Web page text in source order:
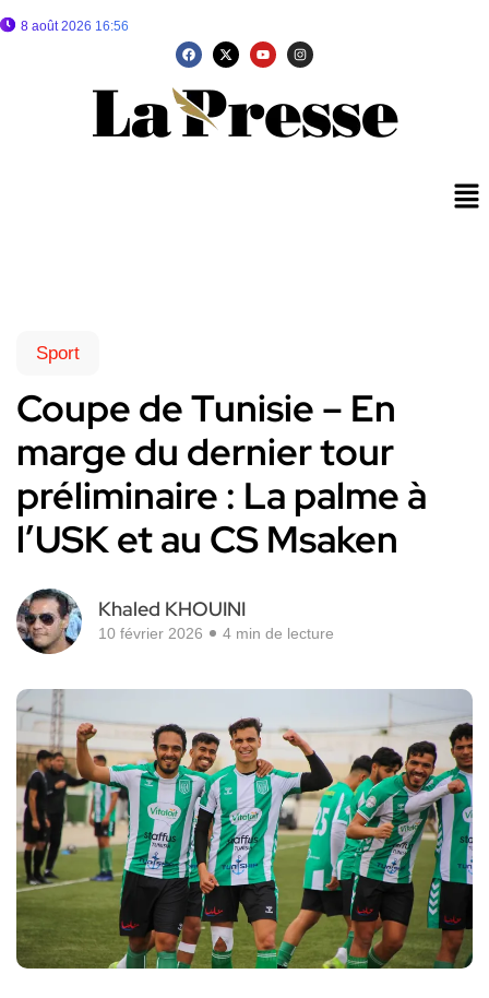
8 août 2026 16:56
Sport
Coupe de Tunisie – En
marge du dernier tour
préliminaire : La palme à
l’USK et au CS Msaken
Khaled KHOUINI
10 février 2026 4 min de lecture